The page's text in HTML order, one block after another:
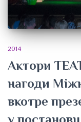
2014
Актори
нагоди
вкотре
у